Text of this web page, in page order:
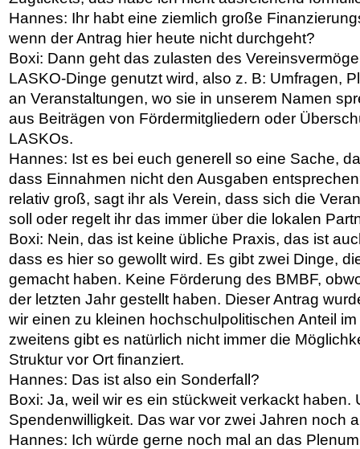
Hannes: Ihr habt eine ziemlich große
wenn der Antrag hier heute nicht durchgeht?
Boxi: Dann geht das zulasten des
LASKO-Dinge genutzt wird, also z. B: Umfragen,
an Veranstaltungen, wo sie in unserem Namen
aus Beiträgen von Fördermitgliedern oder
LASKOs.
Hannes: Ist es bei euch generell so eine Sache,
dass Einnahmen nicht den Ausgaben
relativ groß, sagt ihr als Verein, dass sich die
soll oder regelt ihr das immer über die lokalen
Boxi: Nein, das ist keine übliche Praxis, das ist
dass es hier so gewollt wird. Es gibt zwei Dinge,
gemacht haben. Keine Förderung des BMBF,
der letzten Jahr gestellt haben. Dieser Antrag
wir einen zu kleinen hochschulpolitischen Anteil
zweitens gibt es natürlich nicht immer die
Struktur vor Ort finanziert.
Hannes: Das ist also ein Sonderfall?
Boxi: Ja, weil wir es ein stückweit verkackt haben.
Spendenwilligkeit. Das war vor zwei Jahren noch
Hannes: Ich würde gerne noch mal an das